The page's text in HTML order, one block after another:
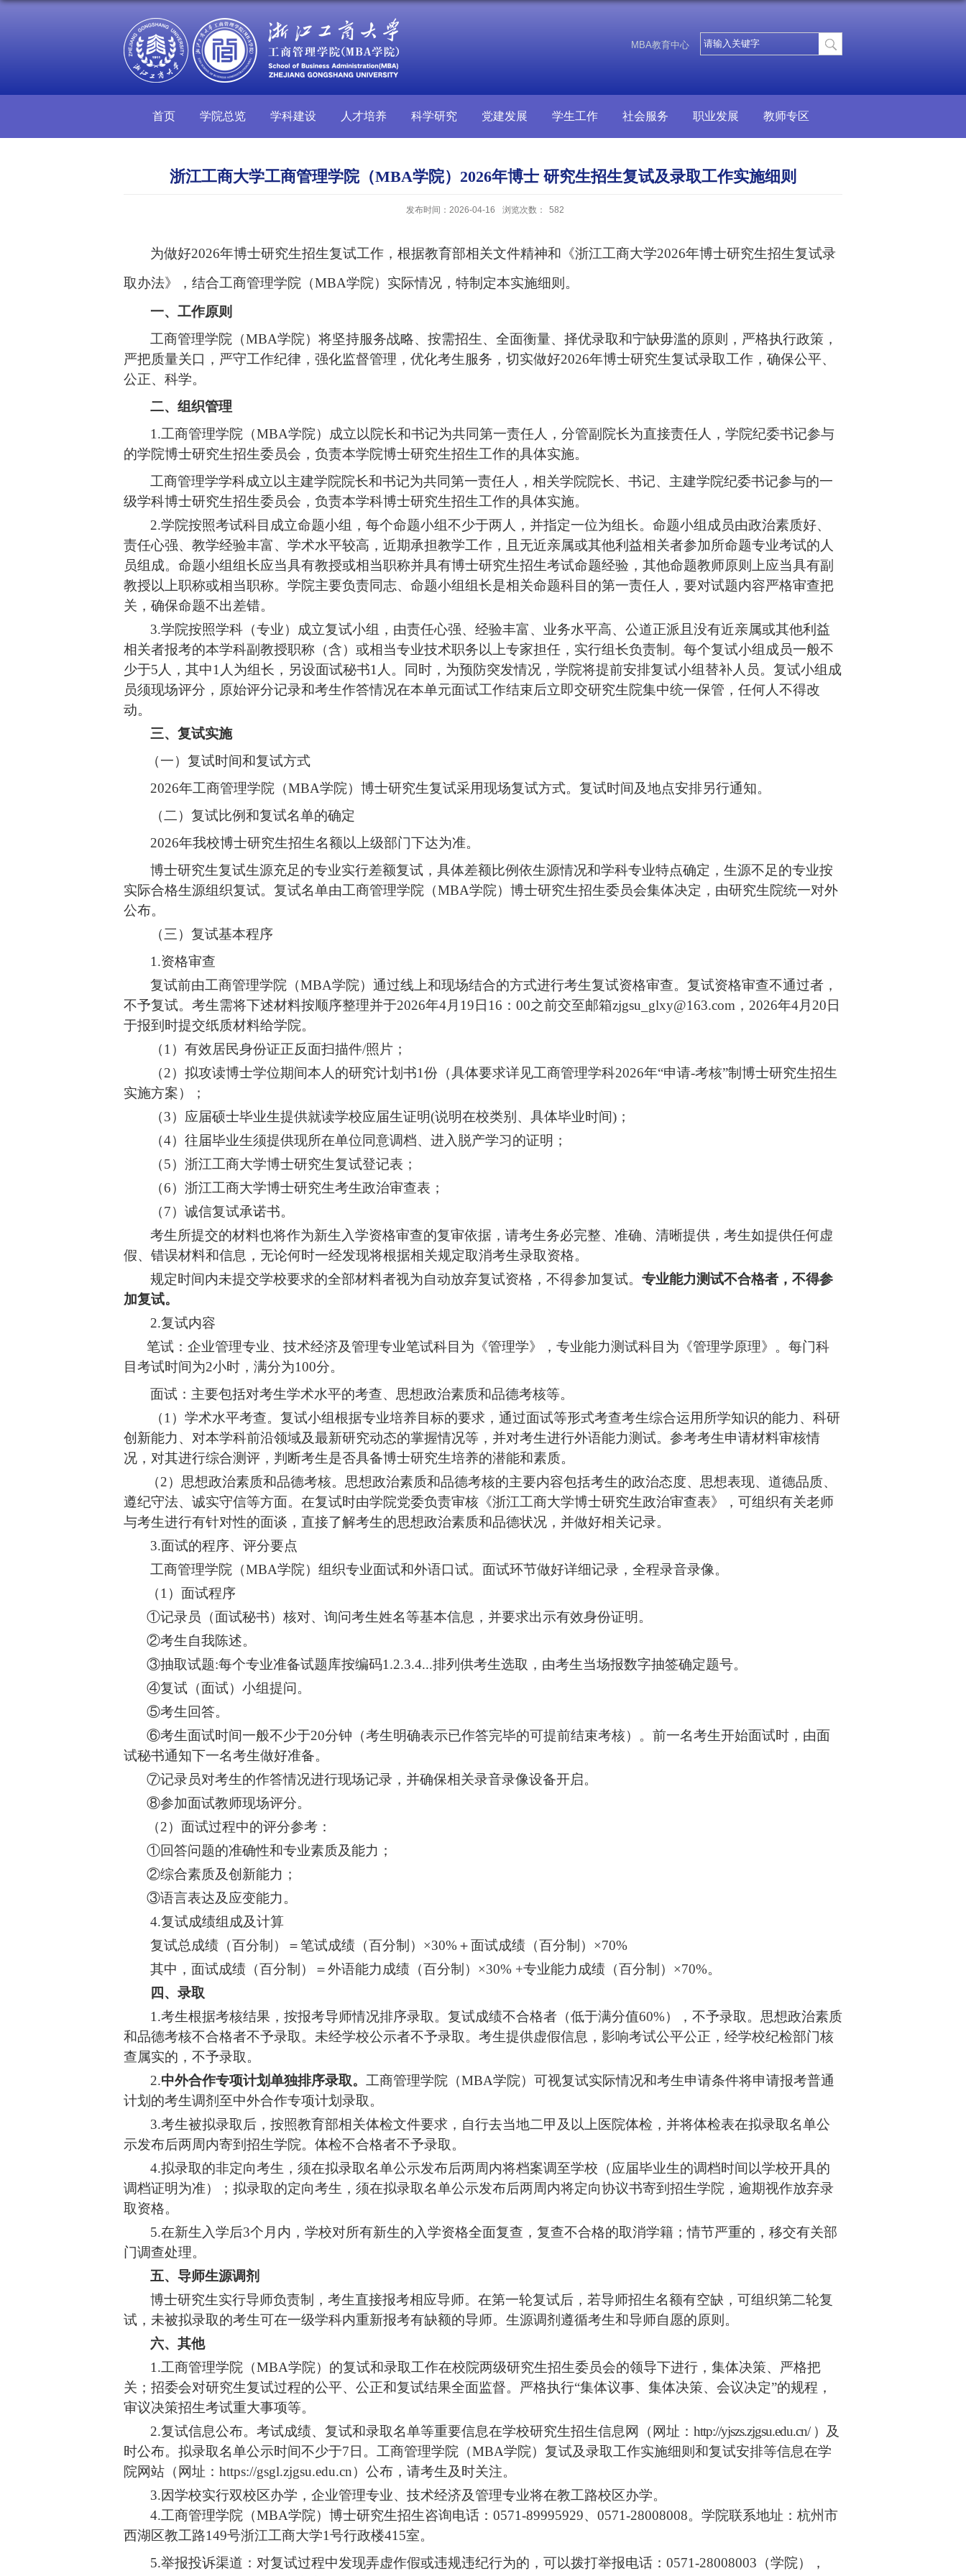
MBA教育中心
首页 学院总览 学科建设 人才培养 科学研究 党建发展 学生工作 社会服务 职业发展 教师专区
浙江工商大学工商管理学院（MBA学院）2026年博士 研究生招生复试及录取工作实施细则
发布时间：2026-04-16 浏览次数： 582
为做好2026年博士研究生招生复试工作，根据教育部相关文件精神和 《浙江工商大学2026年博士研究生招生复试录
取办法》
，结合工商管理学院（MBA学院） 实际情况，特制定本实施细则。
一、工作原则
工商管理学院（MBA学院） 将坚持服务战略、按需招生、全面衡量、择优录取和宁缺毋滥的原则，严格执行政策，
严把质量关口，严守工作纪律，强化监督管理，优化考生服务，切实做好2026年博士研究生复试录取工作，确保公平、
公正、科学。
二、组织管理
1.工商管理学院（MBA学院） 成立 以院长和书记为共同第一责任人 ，分管副院长为直接责任人，学院纪委书记参与
的学院博士研究生招生委员会，负责本学院博士研究生招生工作的具体实施。
工商管理学学科成立以主建学院院长和书记为共同第一责任人，相关学院院长、书记、主建学院纪委书记参与的一
级学科博士研究生招生委员会，负责本学科博士研究生招生工作的具体实施。
2.学院按照考试科目成立命题小组，每个命题小组不少于两人，并指定一位为组长。命题小组成员由政治素质好、
责任心强、教学经验丰富、学术水平较高，近期承担教学工作，且无近亲属或其他利益相关者参加所命题专业考试的人
员组成。命题小组组长应当具有教授或相当职称并具有博士研究生招生考试命题经验，其他命题教师原则上应当具有副
教授以上职称或相当职称。学院主要负责同志、命题小组组长是相关命题科目的第一责任人，要对试题内容严格审查把
关，确保命题不出差错。
3.学院按照学科（专业）成立复试小组，由责任心强、经验丰富、业务水平高、公道正派且没有近亲属或其他利益
相关者报考的本学科副教授职称（含）或相当专业技术职务以上专家担任，实行组长负责制。每个复试小组成员一般不
少于5人，其中1人为组长，另设面试秘书1人。同时，为预防突发情况，学院将提前安排复试小组替补人员。复试小组成
员须现场评分，原始评分记录和考生作答情况在本单元面试工作结束后立即交研究生院集中统一保管，任何人不得改
动。
三、复试实施
（一）复试时间和复试方式
2026年工商管理学院（MBA学院） 博士研究生复试采用现场复试方式。复试时间及地点安排另行通知。
（二） 复试比例和复试名单的确定
2026年我校博士研究生招生名额以上级部门下达为准。
博士研究生复试生源充足的专业实行差额复试，具体差额比例依生源情况和学科专业特点确定，生源不足的专业按
实际合格生源组织复试。复试名单由工商管理学院（MBA学院） 博士研究生招生委员会集体决定，由研究生院统一对外
公布。
（三）复试基本程序
1.资格审查
复试前由工商管理学院（MBA学院） 通过线上和现场结合的方式进行考生复试资格审查。复试资格审查不通过者，
不予复试。考生需将下述材料按顺序整理并于2026年4月19日16：00之前交至邮箱zjgsu_glxy@163.com ，2026年4月20日
于报到时提交纸质材料给学院。
（1）有效居民身份证正反面扫描件/照片；
（2）拟攻读博士学位期间本人的研究计划书1份（具体要求详见工商管理学科2026年“申请-考核”制博士研究生招生
实施方案）；
（3）应届硕士毕业生提供就读学校应届生证明(说明在校类别、具体毕业时间)；
（4）往届毕业生须提供现所在单位同意调档、进入脱产学习的证明；
（5）浙江工商大学博士研究生复试登记表；
（6）浙江工商大学博士研究生考生政治审查表；
（7）诚信复试承诺书。
考生所提交的材料也将作为新生入学资格审查的复审依据，请考生务必完整、准确、清晰提供，考生如提供任何虚
假、错误材料和信息，无论何时一经发现将根据相关规定取消考生录取资格。
规定时间内未提交学校要求的全部材料者视为自动放弃复试资格，不得参加复试。 专业能力测试不合格者，不得参
加复试。
2.复试内容
笔试：企业管理专业、技术经济及管理专业笔试科目为 《管理学》， 专业能力测试科目为《管理学原理》 。每门科
目考试时间为2小时， 满分为100分。
面试：主要包括对考生学术水平的考查、思想政治素质和品德考核等。
（1）学术水平考查。复试小组根据专业培养目标的要求，通过面试等形式考查考生综合运用所学知识的能力、科研
创新能力、对本学科前沿领域及最新研究动态的掌握情况等，并对考生进行外语能力测试。参考考生申请材料审核情
况，对其进行综合测评，判断考生是否具备博士研究生培养的潜能和素质。
（2）思想政治素质和品德考核。思想政治素质和品德考核的主要内容包括考生的政治态度、思想表现、道德品质、
遵纪守法、诚实守信等方面。在复试时由学院党委负责审核《浙江工商大学博士研究生政治审查表》，可组织有关老师
与考生进行有针对性的面谈，直接了解考生的思想政治素质和品德状况，并做好相关记录。
3.面试的程序、评分要点
工商管理学院（MBA学院）组织专业面试和外语口试。面试环节做好详细记录，全程录音录像。
（1）面试程序
①记录员（面试秘书）核对、询问考生姓名等基本信息，并要求出示有效身份证明。
②考生自我陈述。
③抽取试题:每个专业准备试题库按编码1.2.3.4...排列供考生选取，由考生当场报数字抽签确定题号。
④复试（面试）小组提问。
⑤考生回答。
⑥考生面试时间一般不少于20分钟 （考生明确表示已作答完毕的可提前结束考核） 。 前一名考生开始面试时，由面
试秘书通知下一名考生做好准备。
⑦记录员对考生的作答情况进行现场记录，并确保相关录音录像设备开启。
⑧参加面试教师现场评分。
（2）面试过程中的评分参考：
①回答问题的准确性和专业素质及能力；
②综合素质及创新能力；
③语言表达及应变能力。
4.复试成绩组成及计算
复试总成绩（百分制）＝笔试成绩（百分制） ×30%＋面试成绩（百分制）×70%
其中，面试成绩（百分制）＝外语能力成绩（百分制） ×30% +专业能力成绩（百分制）×70%。
四、 录取
1.考生根据考核结果，按报考导师情况排序录取。复试成绩不合格者（低于满分值60%），不予录取。思想政治素质
和品德考核不合格者不予录取。 未经学校公示者不予录取。 考生提供虚假信息，影响考试公平公正，经学校纪检部门核
查属实的，不予录取。
2.中外合作专项计划单独排序录取。 工商管理学院（MBA学院）可视复试实际情况和考生申请条件将申请报考普通
计划的考生调剂至中外合作专项计划录取。
3.考生被拟录取后，按照教育部相关体检文件要求，自行去当地二甲及以上医院体检，并将体检表在拟录取名单公
示发布后两周内寄到招生学院。体检不合格者不予录取。
4.拟录取的非定向考生，须在拟录取名单公示发布后两周内将档案调至学校（应届毕业生的调档时间以学校开具的
调档证明为准）；拟录取的定向考生，须在拟录取名单公示发布后两周内将定向协议书寄到招生学院，逾期视作放弃录
取资格。
5.在新生入学后3个月内，学校对所有新生的入学资格全面复查，复查不合格的取消学籍；情节严重的，移交有关部
门调查处理。
五、导师生源调剂
博士研究生实行导师负责制，考生直接报考相应导师。 在第一轮复试后，若导师招生名额有空缺，可组织第二轮复
试，未被拟录取的考生可在一级学科内重新报考有缺额的导师。 生源调剂遵循考生和导师自愿的原则。
六、其他
1.工商管理学院（MBA学院） 的复试和录取工作在校院两级研究生招生委员会的领导下进行，集体决策、严格把
关； 招委会对研究生复试过程的公平、公正和复试结果全面监督。严格执行“集体议事、集体决策、会议决定”的规程，
审议决策招生考试重大事项等。
2.复试信息公布。考试成绩、复试和录取名单等重要信息在学校研究生招生信息网（网址： http://yjszs.zjgsu.edu.cn/ ） 及
时公布。拟录取名单公示时间不少于7日。工商管理学院（MBA学院）复试及录取工作实施细则和复试安排等信息在学
院网站 （网址 ： https://gsgl.zjgsu.edu.cn） 公布，请考生及时关注。
3.因学校实行双校区办学，企业管理专业、技术经济及管理专业将在教工路校区办学。
4.工商管理学院（MBA学院） 博士研究生招生咨询电话： 0571-89995929、 0571-28008008。 学院联系地址：杭州市
西湖区教工路149号浙江工商大学1号行政楼415室。
5.举报投诉渠道：对复试过程中发现弄虚作假或违规违纪行为的，可以拨打举报电话： 0571-28008003（学院），